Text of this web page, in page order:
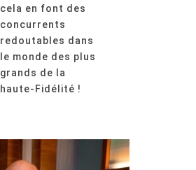
cela en font des
concurrents
redoutables dans
le monde des plus
grands de la
haute-Fidélité !